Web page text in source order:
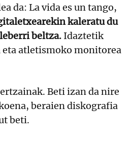
da: La vida es un tango,
kaleratu du
beltza. Idaztetik
atletismoko monitorea
Beti izan da nire
beraien diskografia
beti.